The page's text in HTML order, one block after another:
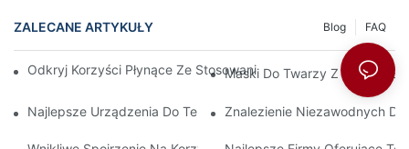
ZALECANE ARTYKUŁY FAQ
Blog
Odkryj Korzyści Płynące Ze Stosowania Maski Do Terapii
Maski Do Twarzy Z Terapią
Najlepsze Urządzenia Do Terapii Światłem Czerwonym I
Znalezienie Niezawodnych